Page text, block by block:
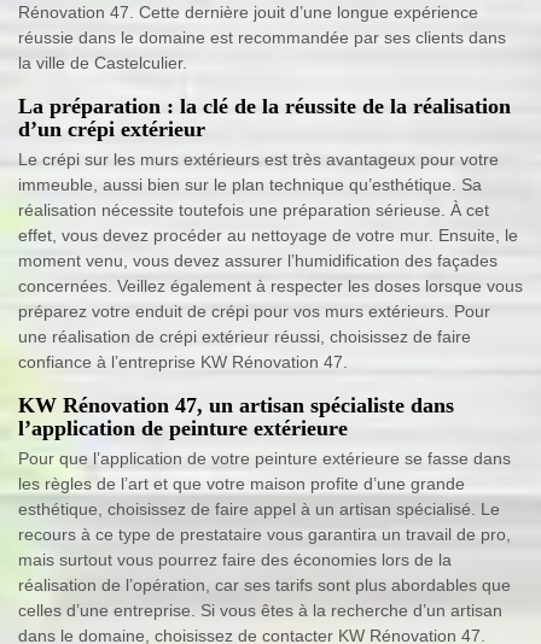
Rénovation 47. Cette dernière jouit d’une longue expérience
réussie dans le domaine est recommandée par ses clients dans
la ville de Castelculier.
La préparation : la clé de la réussite de la réalisation
d’un crépi extérieur
Le crépi sur les murs extérieurs est très avantageux pour votre
immeuble, aussi bien sur le plan technique qu’esthétique. Sa
réalisation nécessite toutefois une préparation sérieuse. À cet
effet, vous devez procéder au nettoyage de votre mur. Ensuite, le
moment venu, vous devez assurer l’humidification des façades
concernées. Veillez également à respecter les doses lorsque vous
préparez votre enduit de crépi pour vos murs extérieurs. Pour
une réalisation de crépi extérieur réussi, choisissez de faire
confiance à l’entreprise KW Rénovation 47.
KW Rénovation 47, un artisan spécialiste dans
l’application de peinture extérieure
Pour que l’application de votre peinture extérieure se fasse dans
les règles de l’art et que votre maison profite d’une grande
esthétique, choisissez de faire appel à un artisan spécialisé. Le
recours à ce type de prestataire vous garantira un travail de pro,
mais surtout vous pourrez faire des économies lors de la
réalisation de l’opération, car ses tarifs sont plus abordables que
celles d’une entreprise. Si vous êtes à la recherche d’un artisan
dans le domaine, choisissez de contacter KW Rénovation 47.